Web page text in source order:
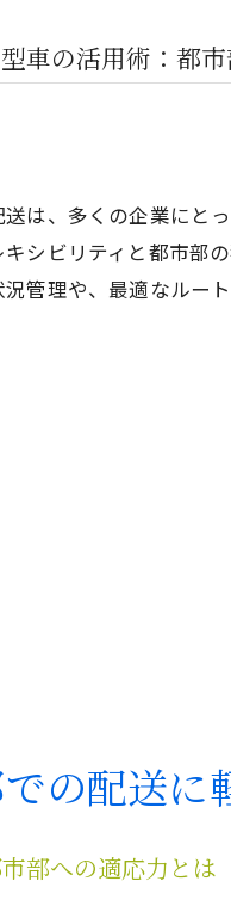
車の活用術：都
は、多くの企業にと
シビリティと都市部
管理や、最適なルー
の配送に
部への適応力とは